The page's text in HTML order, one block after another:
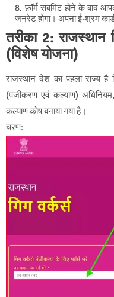
फ़ॉर्म सबमिट होने के बाद
जनरेट होगा। अपना ई-श्रम
तरीका 2: राजस्थान
(विशेष योजना)
राजस्थान देश का पहला राज्य है
(पंजीकरण एवं कल्याण)
कल्याण कोष बनाया गया है।
चरण: